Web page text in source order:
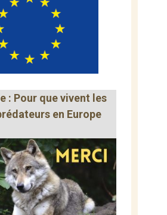
: Pour que vivent les
en Europe